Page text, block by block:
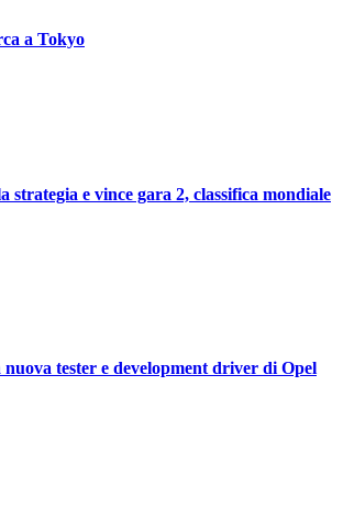
a Tokyo
strategia e vince gara 2, classifica mondiale
nuova tester e development driver di Opel